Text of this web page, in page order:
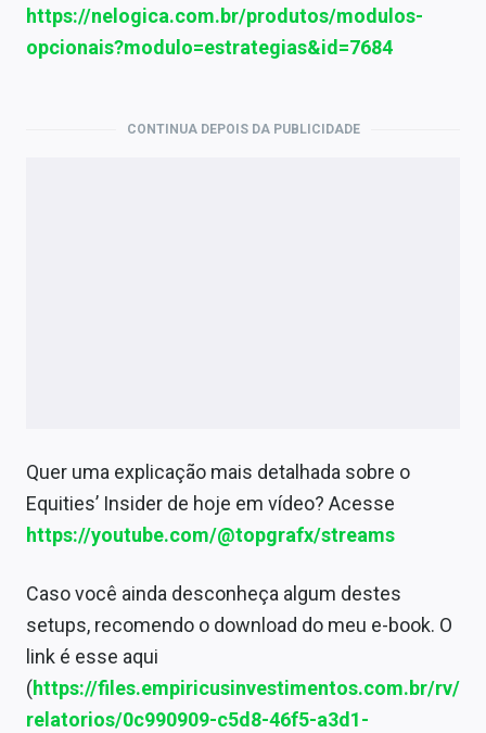
https://nelogica.com.br/produtos/modulos-
opcionais?modulo=estrategias&id=7684
CONTINUA DEPOIS DA PUBLICIDADE
Quer uma explicação mais detalhada sobre o
Equities’ Insider de hoje em vídeo? Acesse
https://youtube.com/@topgrafx/streams
Caso você ainda desconheça algum destes
setups, recomendo o download do meu e-book. O
link é esse aqui
(https://files.empiricusinvestimentos.com.br/rv/
relatorios/0c990909-c5d8-46f5-a3d1-